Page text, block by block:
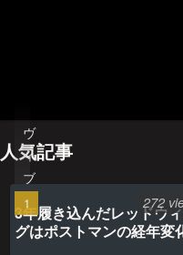
人気記事
3年履き込んだレッドウ
グはポストマンの経年変
272
ヴ
ィ
ブ
ラ
ム
ソ